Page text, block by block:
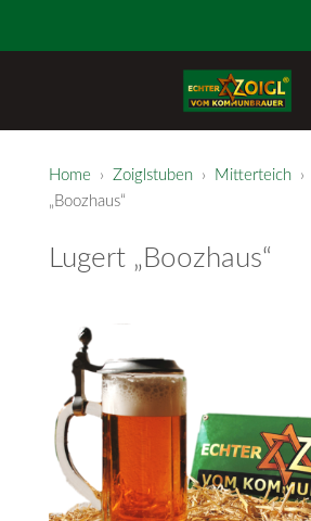
Home › Zoiglstuben› Mitterteich›
„Boozhaus“
Lugert „Boozhaus“